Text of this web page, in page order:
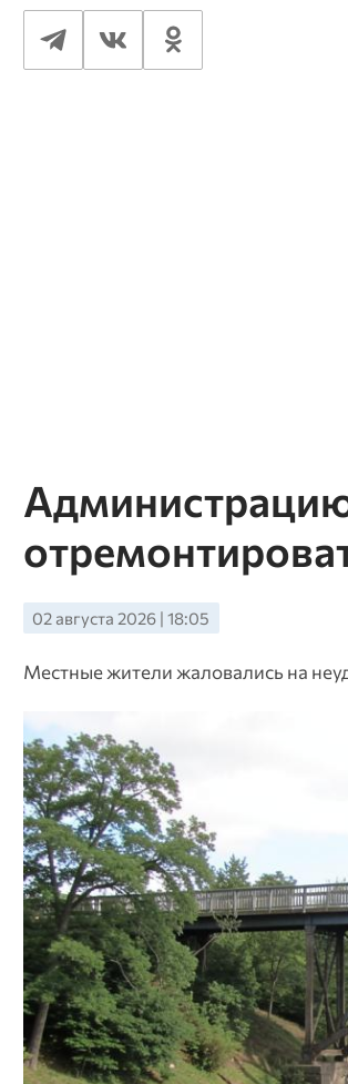
02 августа 2026 | 18:05
Местные жители жаловались на